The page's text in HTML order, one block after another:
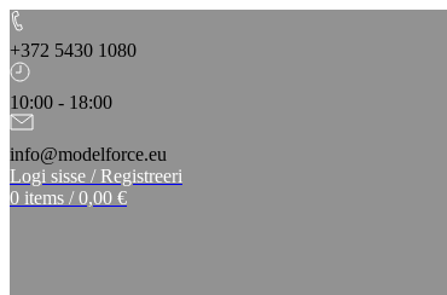
+372 5430 1080
10:00 - 18:00
info@modelforce.eu
Logi sisse / Registreeri
0 items / 0,00 €